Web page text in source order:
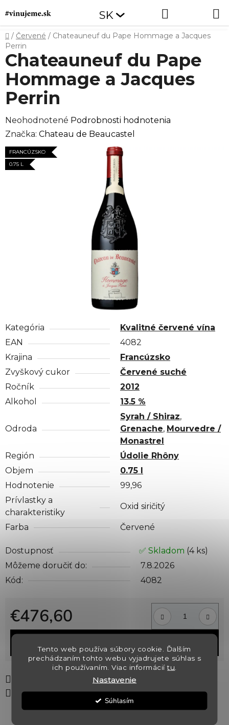
Tento web používa súbory cookie. Ďalším
prechádzaním tohto webu vyjadrujete súhlas s
ich používaním. Viac informáciítu
Nastavenie
Súhlasím
na
obsah
SK
KOŠÍK
Domov
/ Červené / Chateauneuf du Pape Hommage a Jacques
Perrin
Kategória
Kvalitné červené vína
EAN
4082
Krajina
Francúzsko
Zvyškový cukor
Červené suché
Ročník
2012
Alkohol
13.5 %
Odroda
Syrah / Shiraz,
Grenache, Mourvedre /
Monastrel
Región
Údolie Rhôny
Objem
0.75 l
Hodnotenie
99,96
Prívlastky a
charakteristiky
Oxid siričitý
Farba Červené
Dostupnosť ✅ Skladom (4 ks)
Môžeme doručiť do:
7.8.2026
Kód:
4082
€476,60
Jednotková cena:
Opýtať sa
Strážiť
Zdieľať
Chateauneuf du Pape
Hommage a Jacques
Perrin
Priemerné
hodnotenie
produktu
je
Neohodnotené Podrobnosti hodnotenia
Značka: Chateau de Beaucastel
FRANCÚZSKO
0.75 L